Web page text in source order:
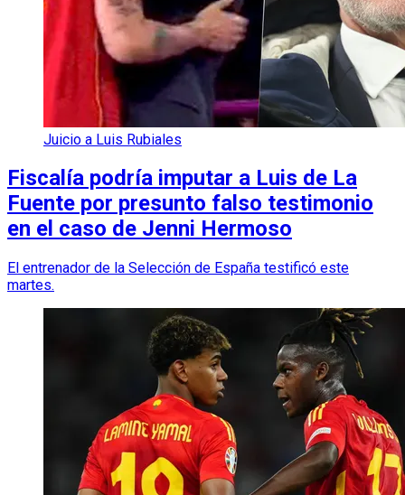
Juicio a Luis Rubiales
Fiscalía podría imputar a Luis de La
Fuente por presunto falso testimonio
en el caso de Jenni Hermoso
El entrenador de la Selección de España testificó este
martes.